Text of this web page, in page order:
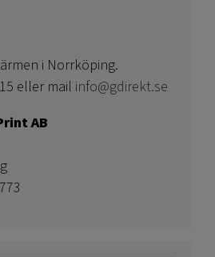
i Norrköping.
eller mail info@gdirekt.se
AB